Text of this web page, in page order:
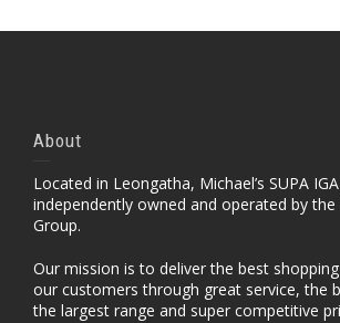
About
Located in Leongatha, Michael’s SUPA
independently owned and operated by the
Group.
Our mission is to deliver the best
our customers through great service, the
the largest range and super competitive